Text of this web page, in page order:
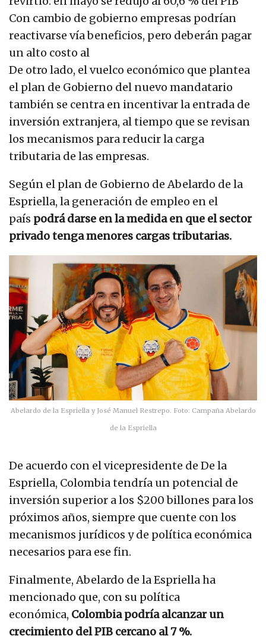
Con cambio de gobierno empresas podrían
reactivarse vía beneficios, pero deberán pagar
un alto costo al
De otro lado, el vuelco económico que plantea
el plan de Gobierno del nuevo mandatario
también se centra en incentivar la entrada de
inversión extranjera, al tiempo que se revisan
los mecanismos para reducir la carga
tributaria de las empresas.
Según el plan de Gobierno de Abelardo de la
Espriella, la generación de empleo en el
país podrá darse en la medida en que el sector
privado tenga menores cargas tributarias.
Abelardo de la Espriella y José Manuel Restrepo. Foto: Campaña Abelardo
de la Espriella
De acuerdo con el vicepresidente de De la
Espriella, Colombia tendría un potencial de
inversión superior a los $200 billones para los
próximos años, siempre que cuente con los
mecanismos jurídicos y de política económica
necesarios para ese fin.
Finalmente, Abelardo de la Espriella ha
mencionado que, con su política
económica, Colombia podría alcanzar un
crecimiento del PIB cercano al 7 %.